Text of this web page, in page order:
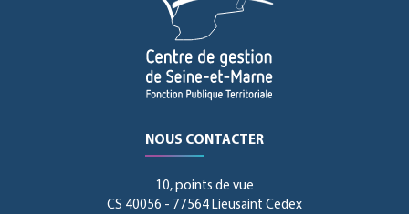
NOUS CONTACTER
10, points de vue
CS 40056 - 77564 Lieusaint Cedex